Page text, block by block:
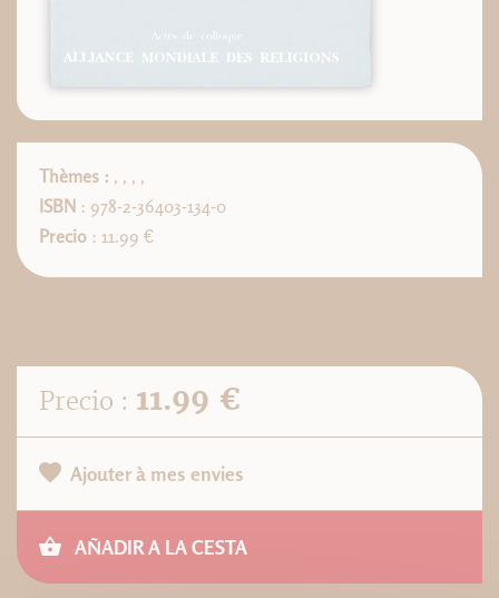
Thèmes : , , , ,
ISBN : 978-2-36403-134-0
Precio : 11.99 €
Precio : 11.99 €
Ajouter à mes envies
AÑADIR A LA CESTA